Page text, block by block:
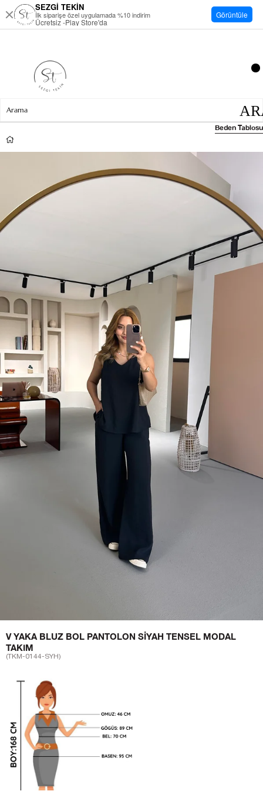
V YAKA BLUZ BOL PANTOLON SIYAH TENSEL MODAL
TAKIM
(TKM-0144-SYH)
Beden Tablosu
SEZGİ TEKİN
İlk siparişe özel uygulamada %10 indirim
Ücretsiz -Play Store'da
Görüntüle